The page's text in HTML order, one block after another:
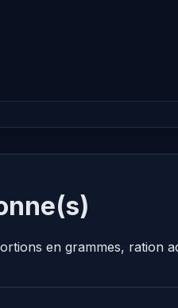
en grammes, ration